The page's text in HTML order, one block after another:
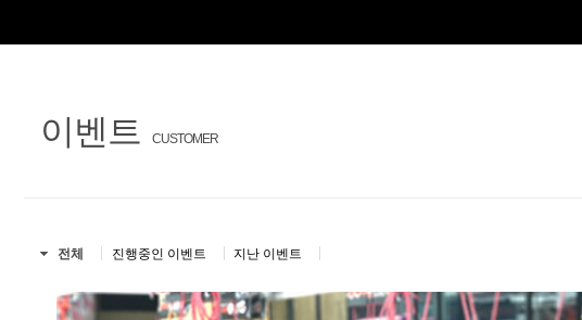
이벤트 CUSTOMER
전체 진행중인 이벤트 지난 이벤트